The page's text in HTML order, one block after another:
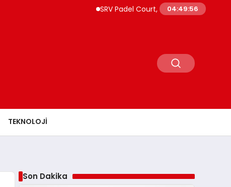
SRV Padel Court, 24 Ülkeye İhracat Yapan
04:49:58
TEKNOLOJI
Son Dakika